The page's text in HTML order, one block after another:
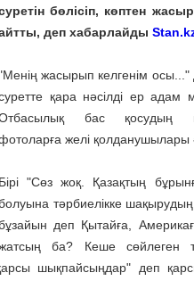
бөлісіп, көптен
деп хабарлайды
жасырып келгенім осы..."
қара нәсілді ер адам
бас қосудың
желі қолданушылары
Бірі "Сөз жоқ. Қазақтың
тәрбиелікке
деп Қытайға,
ба? Кеше сөйлеген
шықпайсыңдар" деп